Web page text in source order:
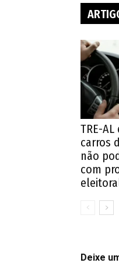
TRE-
carros
não
com
Deixe